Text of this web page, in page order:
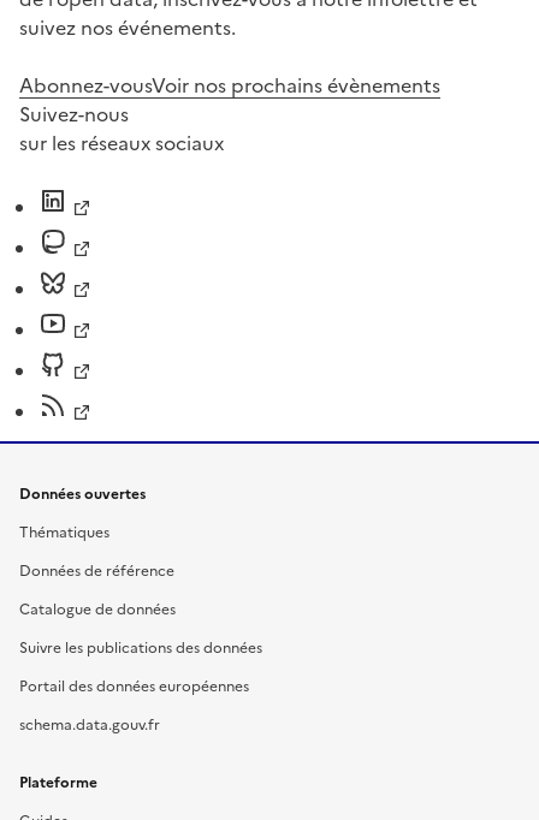
suivez nos événements.
Abonnez-vousVoir nos prochains évènements
Suivez-nous
sur les réseaux sociaux
Données ouvertes
Thématiques
Données de référence
Catalogue de données
Suivre les publications des données
Portail des données européennes
schema.data.gouv.fr
Plateforme